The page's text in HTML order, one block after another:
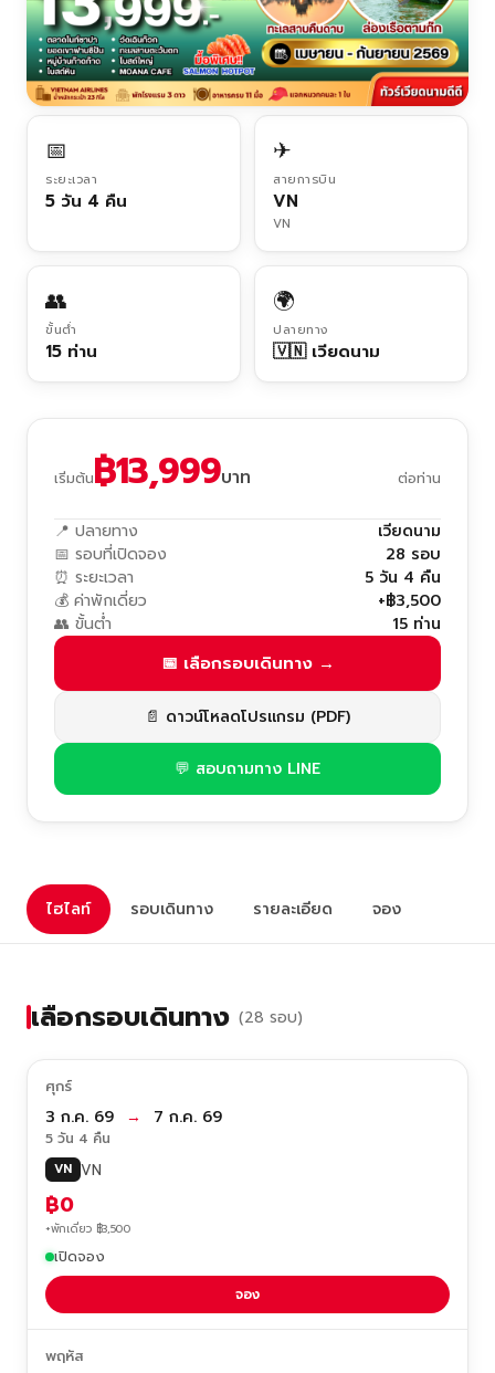
📅
ระยะเวลา
5 วัน 4 คืน
✈
สายการบิน
VN
VN
👥
ขั้นต่ำ
15 ท่าน
🌍
ปลายทาง
🇻🇳 เวียดนาม
เริ่มต้น฿13,999บาท ต่อท่าน
📍 ปลายทาง
เวียดนาม
📅 รอบที่เปิดจอง
28 รอบ
⏰ ระยะเวลา
5 วัน 4 คืน
💰 ค่าพักเดี่ยว
+฿3,500
👥 ขั้นต่ำ
15 ท่าน
📅 เลือกรอบเดินทาง →
📄 ดาวน์โหลดโปรแกรม (PDF)
💬 สอบถามทาง LINE
ไฮไลท์ รอบเดินทาง รายละเอียด จอง
เลือกรอบเดินทาง (28 รอบ)
ศุกร์
3 ก.ค. 69 → 7 ก.ค. 69
5 วัน 4 คืน
VN VN
฿0
+พักเดี่ยว ฿3,500
เปิดจอง
จอง
พฤหัส